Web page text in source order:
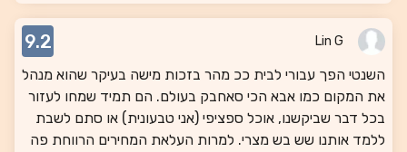
Lin G
9.2
השנטי הפך עבורי לבית ככ מהר בזכות מישה בעיקר שהוא מנהל
את המקום כמו אבא הכי סאחבק בעולם. הם תמיד שמחו לעזור
בכל דבר שביקשנו, אוכל ספציפי (אני טבעונית) או סתם לשבת
ללמד אותנו שש בש מצרי. למרות העלאת המחירים הרווחת פה